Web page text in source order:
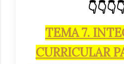
TEMA 7.
CURRICULAR